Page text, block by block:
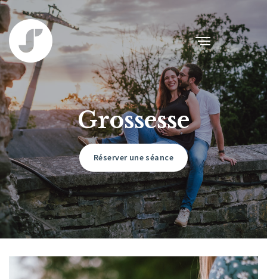
Grossesse
Réserver une séance